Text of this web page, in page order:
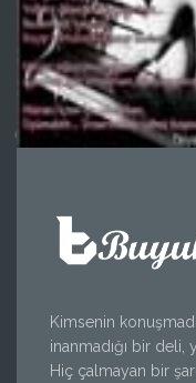
Kimsenin
inanmadığı bir deli,
Hiç çalmayan bir